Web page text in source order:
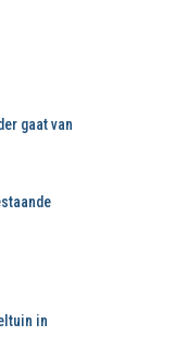
gaat van
in